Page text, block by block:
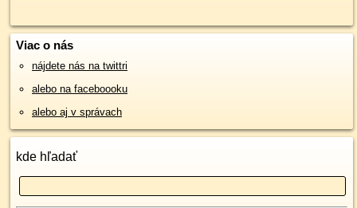
Viac o nás
nájdete nás na twittri
alebo na faceboooku
alebo aj v správach
kde hľadať